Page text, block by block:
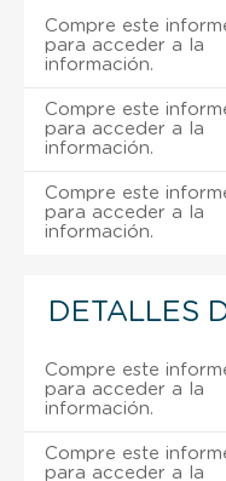
Compre este
para acceder a la
información.
Compre este
para acceder a la
información.
Compre este
para acceder a la
información.
DETALLES
Compre este
para acceder a la
información.
Compre este
para acceder a la